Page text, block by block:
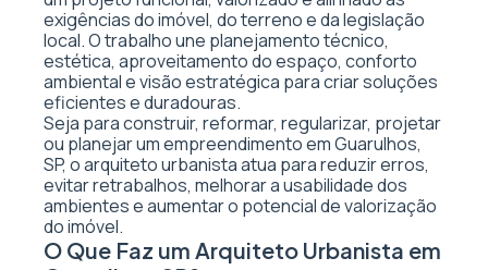
exigências do imóvel, do terreno e da legislação
local. O trabalho une planejamento técnico,
estética, aproveitamento do espaço, conforto
ambiental e visão estratégica para criar soluções
eficientes e duradouras.
Seja para construir, reformar, regularizar, projetar
ou planejar um empreendimento em Guarulhos,
SP, o arquiteto urbanista atua para reduzir erros,
evitar retrabalhos, melhorar a usabilidade dos
ambientes e aumentar o potencial de valorização
do imóvel.
O Que Faz um Arquiteto Urbanista em